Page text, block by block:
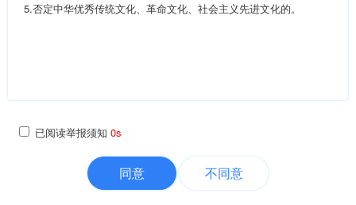
5.否定中华优秀传统文化、革命文化、社会主义先进文化的。
已阅读举报须知 0s
同意 不同意